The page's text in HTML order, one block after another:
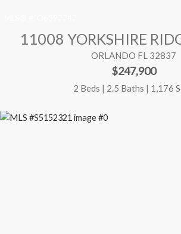
11008 YORKSHIRE
ORLANDO FL 32837
$247,900
2 Beds | 2.5 Baths | 1,176